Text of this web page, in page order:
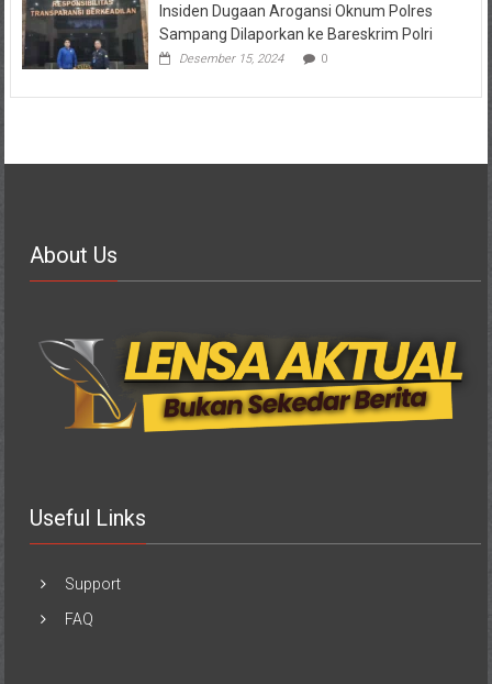
Insiden Dugaan Arogansi Oknum Polres
Sampang Dilaporkan ke Bareskrim Polri
Desember 15, 2024 0
About Us
Useful Links
Support
FAQ